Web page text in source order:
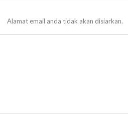
Alamat email anda tidak akan disiarkan.